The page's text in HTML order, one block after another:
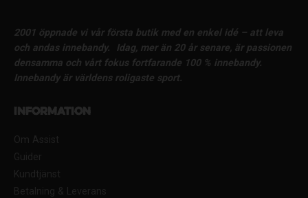
2001 öppnade vi vår första butik med en enkel idé – att leva
och andas innebandy.
Idag, mer än 20 år senare, är passionen
densamma och vårt fokus fortfarande 100 % innebandy.
Innebandy är världens roligaste sport.
Information
Om Assist
Guider
Kundtjänst
Betalning & Leverans